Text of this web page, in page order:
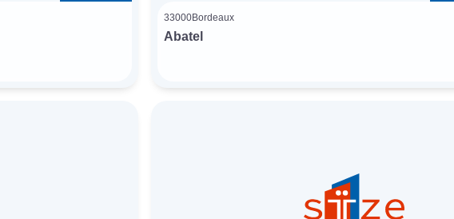
33000Bordeaux
Abatel